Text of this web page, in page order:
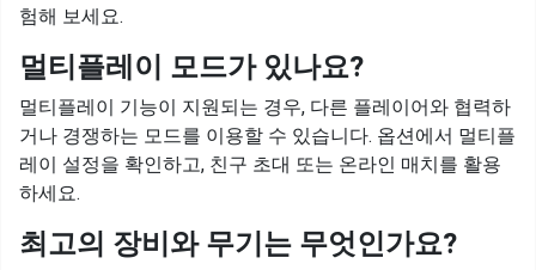
험해 보세요.
멀티플레이 모드가 있나요?
멀티플레이 기능이 지원되는 경우, 다른 플레이어와 협력하
거나 경쟁하는 모드를 이용할 수 있습니다. 옵션에서 멀티플
레이 설정을 확인하고, 친구 초대 또는 온라인 매치를 활용
하세요.
최고의 장비와 무기는 무엇인가요?